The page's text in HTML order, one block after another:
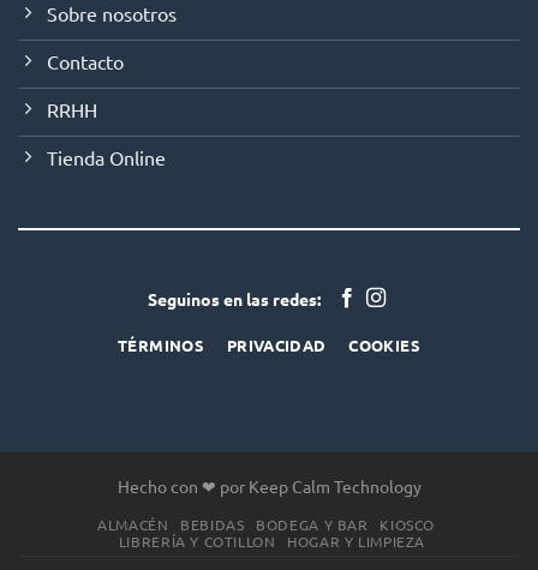
Sobre nosotros
Contacto
RRHH
Tienda Online
Seguinos en las redes:
TÉRMINOS PRIVACIDAD COOKIES
Hecho con ❤ por Keep Calm Technology
ALMACÉN BEBIDAS BODEGA Y BAR
KIOSCO
LIBRERÍA Y COTILLON
HOGAR Y LIMPIEZA